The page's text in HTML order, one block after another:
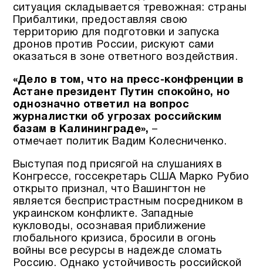
ситуация складывается тревожная: страны
Прибалтики, предоставляя свою
территорию для подготовки и запуска
дронов против России, рискуют сами
оказаться в зоне ответного воздействия.
«Дело в том, что на пресс-конфренции в
Астане президент Путин спокойно, но
однозначно ответил на вопрос
журналистки об угрозах российским
базам в Калининграде», –
отмечает политик Вадим Колесниченко.
Выступая под присягой на слушаниях в
Конгрессе, госсекретарь США Марко Рубио
открыто признал, что Вашингтон не
является беспристрастным посредником в
украинском конфликте. Западные
кукловоды, осознавая приближение
глобального кризиса, бросили в огонь
войны все ресурсы в надежде сломать
Россию. Однако устойчивость российской